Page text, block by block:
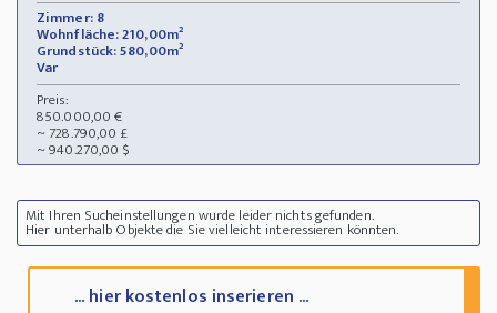
Zimmer: 8
Wohnfläche: 210,00m²
Grundstück: 580,00m²
Var
Preis:
850.000,00 €
~ 728.790,00 £
~ 940.270,00 $
Mit Ihren Sucheinstellungen wurde leider nichts gefunden.
Hier unterhalb Objekte die Sie vielleicht interessieren könnten.
... hier kostenlos inserieren ...